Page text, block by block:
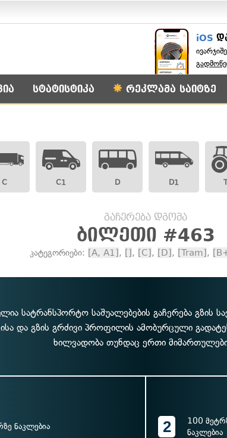
iOS
სტატისტიკა რეკლამა საიტზე
C C1 D D1
გაჩერება დგომა
ბილეთი #463
კატეგორიები: [A, A1], [], [C], [D], [Tram],
სატრანსპორტო საშუალებების გაჩერება გზის
და გზის გრძივი პროფილის ამობურცული
ხილვადობა თუნდაც ერთი
ნაკლებია 2
100
ნაკლებია